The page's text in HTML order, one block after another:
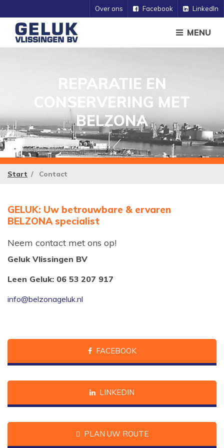
Over ons Facebook LinkedIn
MENU
REPARATIE EN
CONSERVERING MET
BELZONA
Start Contact
GELUK: Uw betrouwbare & ervaren
BELZONA specialist
Neem contact met ons op!
Geluk Vlissingen BV
Leen Geluk: 06 53 207 917
info@belzonageluk.nl
FACEBOOK
LINKEDIN
PLAN UW ROUTE